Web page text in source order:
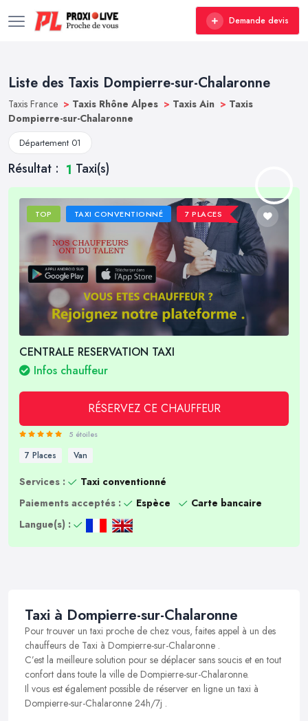
Demande devis
Liste des Taxis Dompierre-sur-Chalaronne
Taxis France > Taxis Rhône Alpes > Taxis Ain > Taxis
Dompierre-sur-Chalaronne
Département 01
Résultat : 1 Taxi(s)
TOP TAXI CONVENTIONNÉ 7 PLACES
CENTRALE RESERVATION TAXI
Infos chauffeur
RÉSERVEZ CE CHAUFFEUR
5 étoiles
7 Places Van
Services :
Taxi conventionné
Paiements acceptés :
Espèce
Carte bancaire
Langue(s) :
Taxi à Dompierre-sur-Chalaronne
Pour trouver un taxi proche de chez vous, faites appel à un des
chauffeurs de Taxi à Dompierre-sur-Chalaronne .
C’est la meilleure solution pour se déplacer sans soucis et en tout
confort dans toute la ville de Dompierre-sur-Chalaronne.
Il vous est également possible de réserver en ligne un taxi à
Dompierre-sur-Chalaronne 24h/7j .